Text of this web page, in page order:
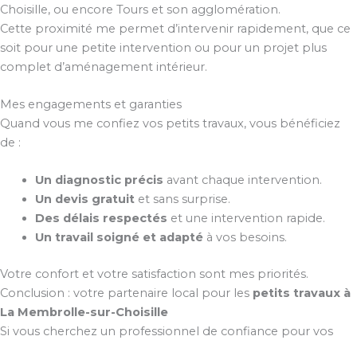
Choisille, ou encore Tours et son agglomération.
Cette proximité me permet d’intervenir rapidement, que ce
soit pour une petite intervention ou pour un projet plus
complet d’aménagement intérieur.
Mes engagements et garanties
Quand vous me confiez vos petits travaux, vous bénéficiez
de :
Un diagnostic précis avant chaque intervention.
Un devis gratuitet sans surprise.
Des délais respectés et une intervention rapide.
Un travail soigné et adaptéà vos besoins.
Votre confort et votre satisfaction sont mes priorités.
Conclusion : votre partenaire local pour les petits travaux à
La Membrolle-sur-Choisille
Si vous cherchez un professionnel de confiance pour vos